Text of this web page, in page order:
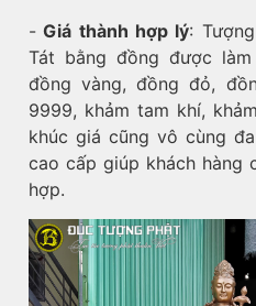
- Giá thành hợp lý:
Tát bằng đồng được
đồng vàng, đồng đỏ,
9999, khảm tam khí,
khúc giá cũng vô cùng
cao cấp giúp khách hàng
hợp.